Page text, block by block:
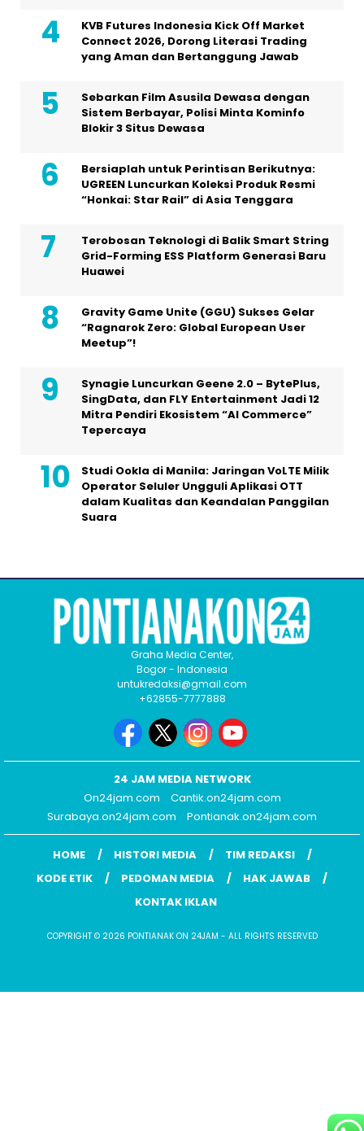
KVB Futures Indonesia Kick Off Market
Connect 2026, Dorong Literasi Trading
yang Aman dan Bertanggung Jawab
Sebarkan Film Asusila Dewasa dengan
Sistem Berbayar, Polisi Minta Kominfo
Blokir 3 Situs Dewasa
Bersiaplah untuk Perintisan Berikutnya:
UGREEN Luncurkan Koleksi Produk Resmi
“Honkai: Star Rail” di Asia Tenggara
Terobosan Teknologi di Balik Smart String
Grid-Forming ESS Platform Generasi Baru
Huawei
Gravity Game Unite (GGU) Sukses Gelar
“Ragnarok Zero: Global European User
Meetup”!
Synagie Luncurkan Geene 2.0 – BytePlus,
SingData, dan FLY Entertainment Jadi 12
Mitra Pendiri Ekosistem “AI Commerce”
Tepercaya
Studi Ookla di Manila: Jaringan VoLTE Milik
Operator Seluler Ungguli Aplikasi OTT
dalam Kualitas dan Keandalan Panggilan
Suara
Graha Media Center,
Bogor - Indonesia
untukredaksi@gmail.com
+62855-7777888
24 JAM MEDIA NETWORK
On24jam.com
Cantik.on24jam.com
Surabaya.on24jam.com
Pontianak.on24jam.com
HOME HISTORI MEDIA
TIM REDAKSI
KODE ETIK
PEDOMAN MEDIA
HAK JAWAB
KONTAK IKLAN
COPYRIGHT © 2026 PONTIANAK ON 24JAM - ALL RIGHTS RESERVED